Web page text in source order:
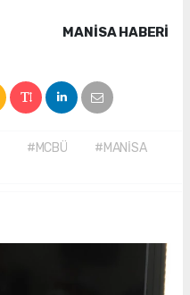
MANISA HABERİ
#MCBÜ
#MANİSA